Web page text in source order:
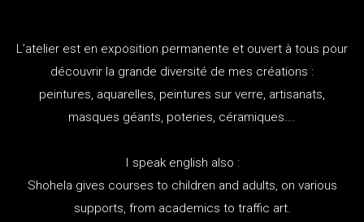
L’atelier est en exposition permanente et ouvert à tous pour
découvrir la grande diversité de mes créations :
peintures, aquarelles, peintures sur verre, artisanats,
masques géants, poteries, céramiques….
I speak english also :
Shohela gives courses to children and adults, on various
supports, from academics to traffic art.